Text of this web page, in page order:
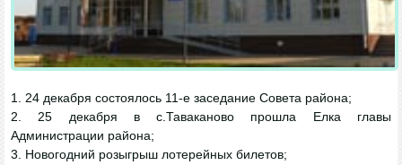
1. 24 декабря состоялось 11-е заседание Совета района;
2. 25 декабря в с.Таваканово прошла Елка главы
Администрации района;
3. Новогодний розыгрыш лотерейных билетов;